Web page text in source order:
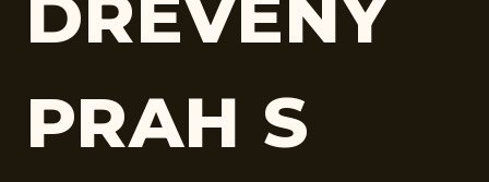
DREVENÝ
PRAH S